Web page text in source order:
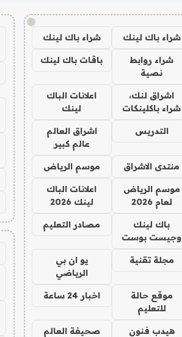
!
شراء باك لينك شراء باك لينك
شراء روابط
نصية
باقات باك لينك
اشراق لنك،
شراء باكلينكات
اعلانات الباك
لينك
التدريس
اشراق العالم
عالم كبير
منتدى الاشراق موسم الرياض
موسم الرياض
لعام 2026
اعلانات الباك
لينك 2026
باك لينك
وجيست بوست
مصادر التعليم
مجلة تقنية
يو ان بي
الرياضي
موقع حالة
للتعليم
اخبار 24 ساعة
هيدب فنون
صحيفة العالم